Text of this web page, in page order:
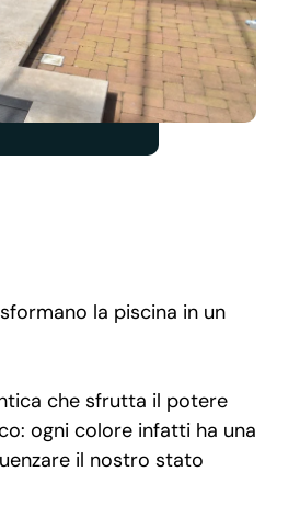
la piscina in un
che sfrutta il potere
ogni colore infatti ha una
il nostro stato